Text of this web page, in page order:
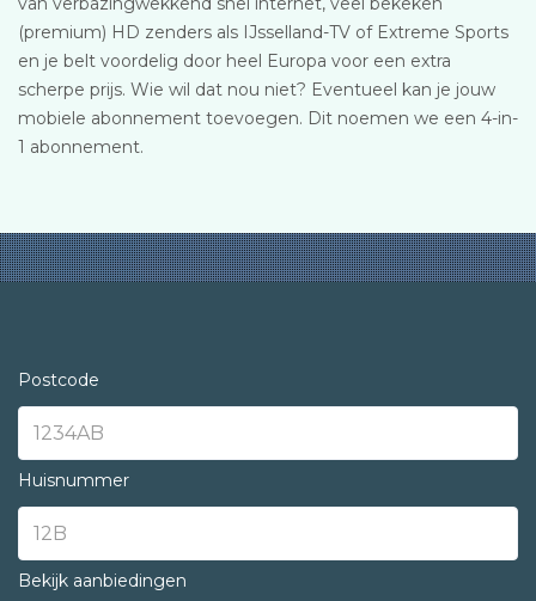
(premium) HD zenders als IJsselland-TV of Extreme Sports
en je belt voordelig door heel Europa voor een extra
scherpe prijs. Wie wil dat nou niet? Eventueel kan je jouw
mobiele abonnement toevoegen. Dit noemen we een 4-in-
1 abonnement.
Postcode
Huisnummer
Bekijk aanbiedingen